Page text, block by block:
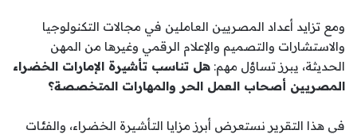
ومع تزايد أعداد المصريين العاملين في مجالات التكنولوجيا
والاستشارات والتصميم والإعلام الرقمي وغيرها من المهن
الحديثة، يبرز تساؤل مهم: هل تناسب تأشيرة الإمارات الخضراء
المصريين أصحاب العمل الحر والمهارات المتخصصة؟
في هذا التقرير نستعرض أبرز مزايا التأشيرة الخضراء، والفئات